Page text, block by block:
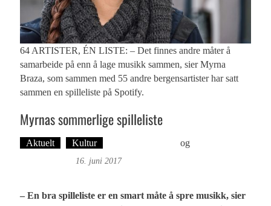
64 ARTISTER, ÉN LISTE: – Det finnes andre måter å
samarbeide på enn å lage musikk sammen, sier Myrna
Braza, som sammen med 55 andre bergensartister har satt
sammen en spilleliste på Spotify.
Myrnas sommerlige spilleliste
Aktuelt Kultur og
16. juni 2017
– En bra spilleliste er en smart måte å spre musikk, sier